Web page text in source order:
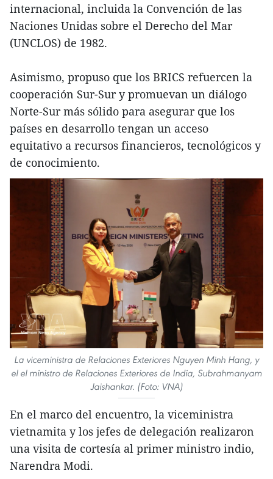
internacional, incluida la Convención de las
Naciones Unidas sobre el Derecho del Mar
(UNCLOS) de 1982.
Asimismo, propuso que los BRICS refuercen la
cooperación Sur-Sur y promuevan un diálogo
Norte-Sur más sólido para asegurar que los
países en desarrollo tengan un acceso
equitativo a recursos financieros, tecnológicos y
de conocimiento.
La viceministra de Relaciones Exteriores Nguyen Minh Hang, y
el el ministro de Relaciones Exteriores de India, Subrahmanyam
Jaishankar. (Foto: VNA)
En el marco del encuentro, la viceministra
vietnamita y los jefes de delegación realizaron
una visita de cortesía al primer ministro indio,
Narendra Modi.